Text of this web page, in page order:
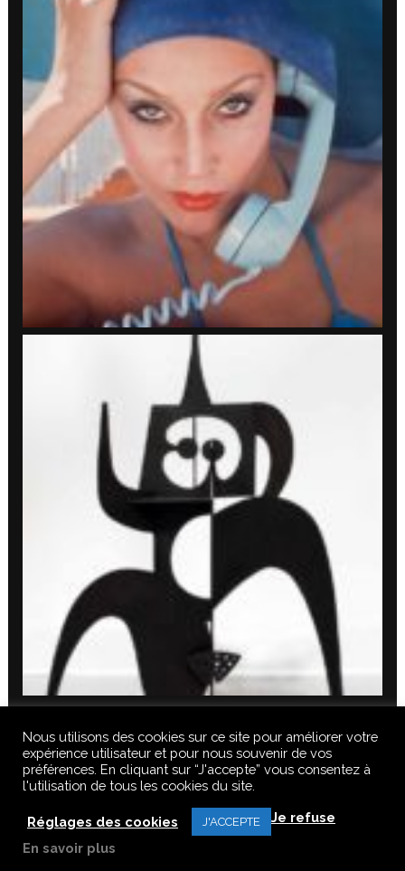
TEXTES, IMAGES, VIDEOS, GRAPHIQUES, SONS DE CE SITE SONT
SOUMISES À DES DROITS D’AUTEURS, REPRODUCTION INTERDITE.
Nous utilisons des cookies sur ce site pour améliorer votre
expérience utilisateur et pour nous souvenir de vos
préférences. En cliquant sur “J'accepte” vous consentez à
l'utilisation de tous les cookies du site.
Réglages des cookies J'ACCEPTE Je refuse
En savoir plus